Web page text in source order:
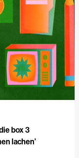
box 3
lachen’